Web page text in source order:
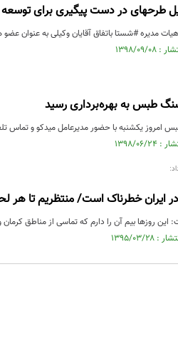
طرحهای در دست پیگیری برای
مدیره #شستا باتفاق آقایان وکیلی به عنوان
طبس به بهره‌برداری رسید
امروز یکشنبه با حضور مدیرعامل میدکو و تماس
ایران خطرناک است/ منتظریم تا هر
روزها بیم آن را دارم که تماسی از مناطق